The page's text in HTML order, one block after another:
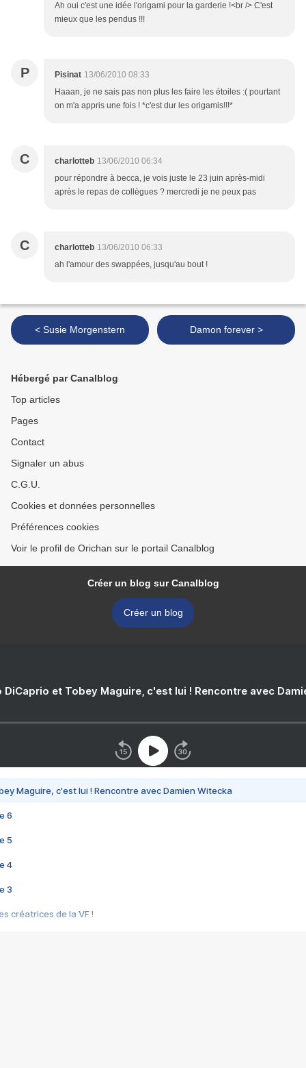
Ah oui c'est une idée l'origami pour la garderie !<br /> C'est
mieux que les pendus !!!
P Pisinat 13/06/2010 08:33
Haaan, je ne sais pas non plus les faire les étoiles :( pourtant
on m'a appris une fois ! *c'est dur les origamis!!!*
C charlotteb 13/06/2010 06:34
pour répondre à becca, je vois juste le 23 juin après-midi
après le repas de collègues ? mercredi je ne peux pas
C charlotteb 13/06/2010 06:33
ah l'amour des swappées, jusqu'au bout !
< Susie Morgenstern Damon forever >
Hébergé par Canalblog
Top articles
Pages
Contact
Signaler un abus
C.G.U.
Cookies et données personnelles
Préférences cookies
Voir le profil de Orichan sur le portail Canalblog
Créer un blog sur Canalblog
Créer un blog
DiCaprio et Tobey Maguire, c'est lui ! Rencontre avec
Maguire, c'est lui ! Rencontre avec Damien Witecka
6
5
4
3
créatrices de la VF !